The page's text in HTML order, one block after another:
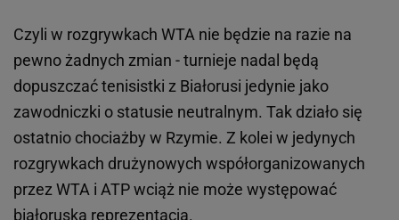
Czyli w rozgrywkach WTA nie będzie na razie na
pewno żadnych zmian - turnieje nadal będą
dopuszczać tenisistki z Białorusi jedynie jako
zawodniczki o statusie neutralnym. Tak działo się
ostatnio chociażby w Rzymie. Z kolei w jedynych
rozgrywkach drużynowych współorganizowanych
przez WTA i ATP wciąż nie może występować
białoruska reprezentacja.